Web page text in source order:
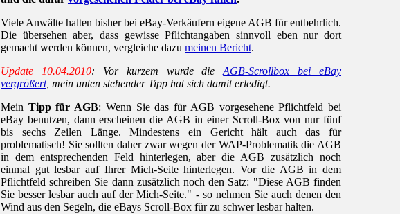
Viele Anwälte halten bisher bei eBay-Verkäufern eigene AGB für entbehrlich.
Die übersehen aber, dass gewisse Pflichtangaben sinnvoll eben nur dort
gemacht werden können, vergleiche dazu meinen Bericht.
Update 10.04.2010: Vor kurzem wurde dieAGB-Scrollbox bei eBay
vergrößert, mein unten stehender Tipp hat sich damit erledigt.
Mein Tipp für AGB: Wenn Sie das für AGB vorgesehene Pflichtfeld bei
eBay benutzen, dann erscheinen die AGB in einer Scroll-Box von nur fünf
bis sechs Zeilen Länge. Mindestens ein Gericht hält auch das für
problematisch! Sie sollten daher zwar wegen der WAP-Problematik die AGB
in dem entsprechenden Feld hinterlegen, aber die AGB zusätzlich noch
einmal gut lesbar auf Ihrer Mich-Seite hinterlegen. Vor die AGB in dem
Pflichtfeld schreiben Sie dann zusätzlich noch den Satz: "Diese AGB finden
Sie besser lesbar auch auf der Mich-Seite." - so nehmen Sie auch denen den
Wind aus den Segeln, die eBays Scroll-Box für zu schwer lesbar halten.